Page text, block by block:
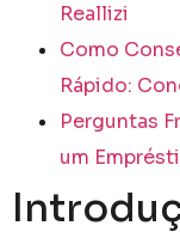
Reallizi
Como
Rápido:
Perguntas
um